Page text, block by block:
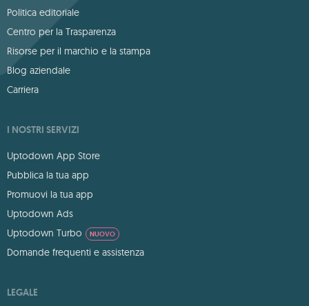
Politica editoriale
Centro per la Trasparenza
Risorse per il marchio e la stampa
Blog aziendale
Carriera
I NOSTRI SERVIZI
Uptodown App Store
Pubblica la tua app
Promuovi la tua app
Uptodown Ads
Uptodown Turbo
NUOVO
Domande frequenti e assistenza
LEGALE